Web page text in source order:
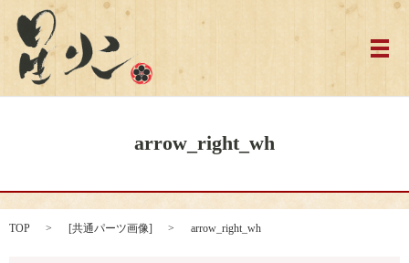
メ
arrow_right_wh
TOP [共通パーツ画像] arrow_right_wh